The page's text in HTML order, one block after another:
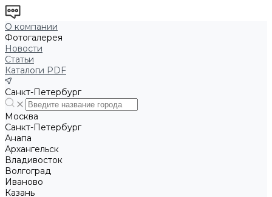
О компании
Фотогалерея
Новости
Статьи
Каталоги PDF
Санкт-Петербург
Москва
Санкт-Петербург
Анапа
Архангельск
Владивосток
Волгоград
Иваново
Казань